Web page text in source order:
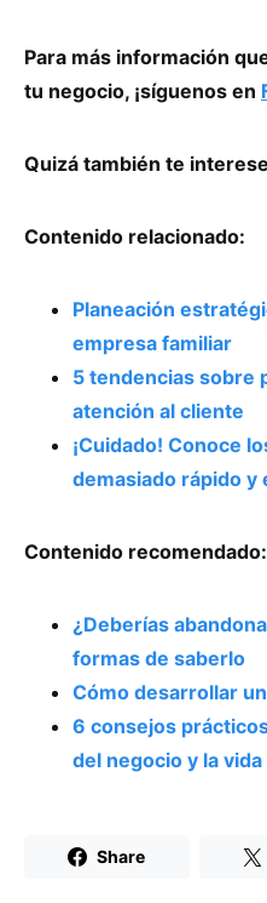
Para más información
tu negocio, ¡síguenos en
Quizá también te
Contenido relacionado:
Planeación
empresa familiar
5 tendencias sobre
atención al cliente
¡Cuidado! Conoce
demasiado rápido y
Contenido recomendado:
¿Deberías
formas de saberlo
Cómo desarrollar
6 consejos
del negocio y la
Share